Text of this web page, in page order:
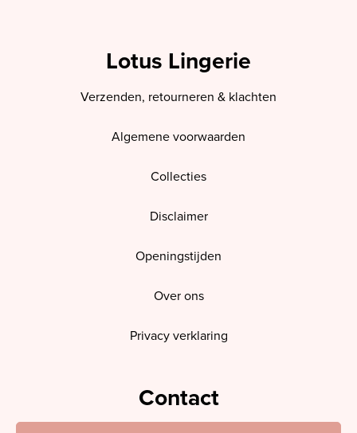
Lotus Lingerie
Verzenden, retourneren & klachten
Algemene voorwaarden
Collecties
Disclaimer
Openingstijden
Over ons
Privacy verklaring
Contact